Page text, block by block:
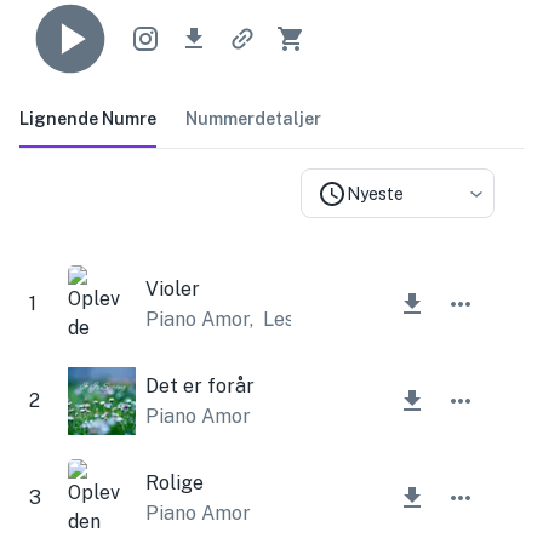
Lignende Numre Nummerdetaljer
Nyeste
1
Violer
Piano Amor, Lesfm
2
Det er forår
Piano Amor
3
Rolige
Piano Amor